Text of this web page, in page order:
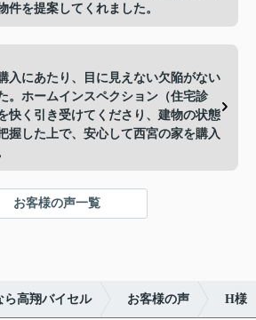
件を提案してくれました。
入にあたり、目に見えない欠陥がない
。ホームインスペクション（住宅診
快く引き受けてくださり、建物の状態
握した上で、安心して西宮の家を購入
お客様の声一覧
ら高翔バイセル お客様の声 H様